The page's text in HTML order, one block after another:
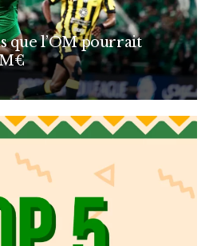
que l’OM pourrait